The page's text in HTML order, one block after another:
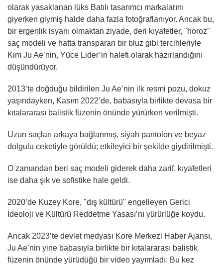
olarak yasaklanan lüks Batılı tasarımcı markalarını
giyerken giymiş halde daha fazla fotoğraflanıyor. Ancak bu,
bir ergenlik isyanı olmaktan ziyade, deri kıyafetler, "horoz"
saç modeli ve hatta transparan bir bluz gibi tercihleriyle
Kim Ju Ae’nin, Yüce Lider’in halefi olarak hazırlandığını
düşündürüyor.
2013’te doğduğu bildirilen Ju Ae’nin ilk resmi pozu, dokuz
yaşındayken, Kasım 2022’de, babasıyla birlikte devasa bir
kıtalararası balistik füzenin önünde yürürken verilmişti.
Uzun saçları arkaya bağlanmış, siyah pantolon ve beyaz
dolgulu ceketiyle görüldü; etkileyici bir şekilde giydirilmişti.
O zamandan beri saç modeli giderek daha zarif, kıyafetleri
ise daha şık ve sofistike hale geldi.
2020’de Kuzey Kore, "dış kültürü" engelleyen Gerici
İdeoloji ve Kültürü Reddetme Yasası’nı yürürlüğe koydu.
Ancak 2023’te devlet medyası Kore Merkezi Haber Ajansı,
Ju Ae’nin yine babasıyla birlikte bir kıtalararası balistik
füzenin önünde yürüdüğü bir video yayımladı: Bu kez